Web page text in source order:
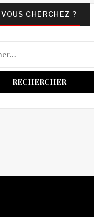
VOUS CHERCHEZ ?